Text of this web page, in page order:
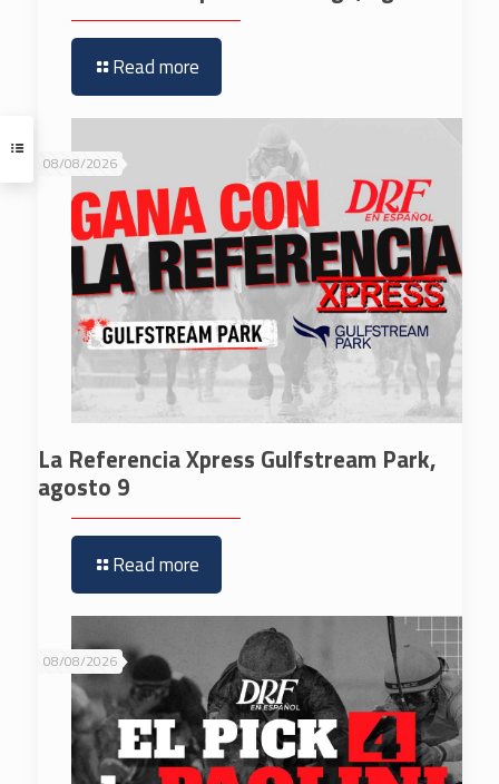
Read more
08/08/2026
La Referencia Xpress Gulfstream Park,
agosto 9
Read more
08/08/2026